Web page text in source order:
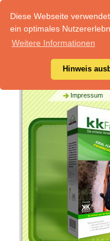
Diese Webseite
ein optimales
Weitere Informationen
Hinweis
Impressum